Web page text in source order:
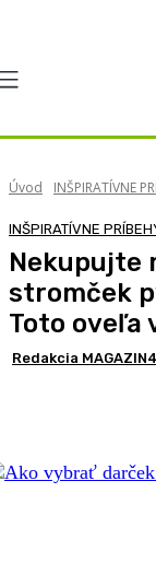
Úvod INŠPIRATÍVNE
INŠPIRATÍVNE
Nekupujte
stromček
Toto oveľa
Redakcia